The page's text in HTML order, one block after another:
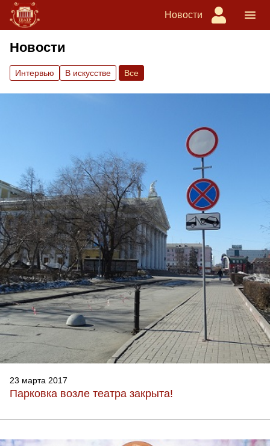
Новости
Новости
Интервью В искусстве Вce
23 марта 2017
Парковка возле театра закрыта!